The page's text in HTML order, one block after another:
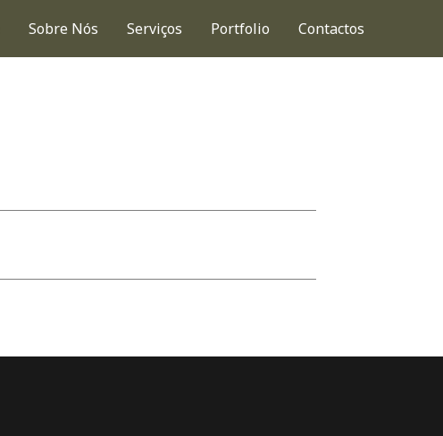
Sobre Nós Serviços Portfolio Contactos